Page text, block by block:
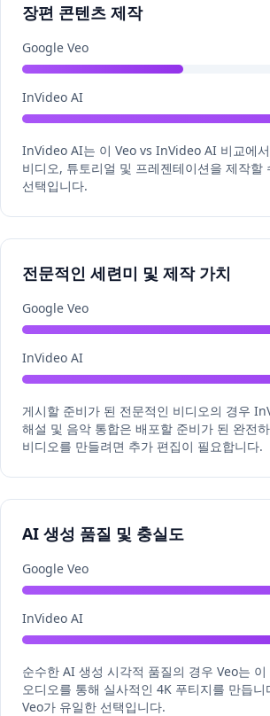
장편 콘텐츠 제작
Google Veo
InVideo AI
InVideo AI는 이 Veo vs InVideo AI 비교에
비디오, 튜토리얼 및 프레젠테이션을 제작
선택입니다.
전문적인 세련미 및 제작 가치
Google Veo
InVideo AI
게시할 준비가 된 전문적인 비디오의 경우
해설 및 음악 통합은 배포할 준비가 된 완전
비디오를 만들려면 추가 편집이 필요합니다.
AI 생성 품질 및 충실도
Google Veo
InVideo AI
순수한 AI 생성 시각적 품질의 경우 Veo는
오디오를 통해 실사적인 4K 푸티지를 만듭
Veo가 유일한 선택입니다.